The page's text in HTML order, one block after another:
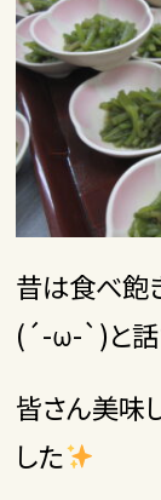
昔は食べ飽
(´-ω-`)と話
皆さん美味
した